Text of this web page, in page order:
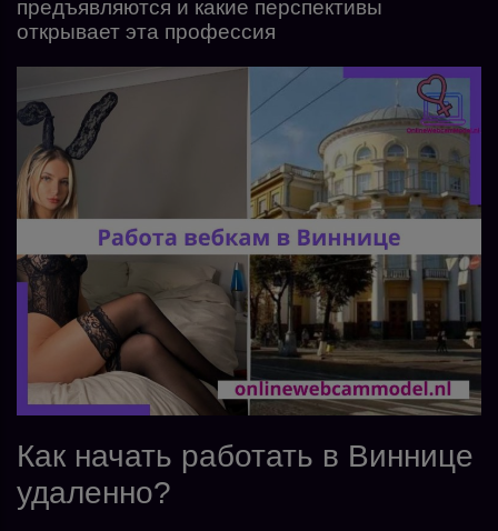
предъявляются и какие перспективы
открывает эта профессия
Как начать работать в Виннице
удаленно?